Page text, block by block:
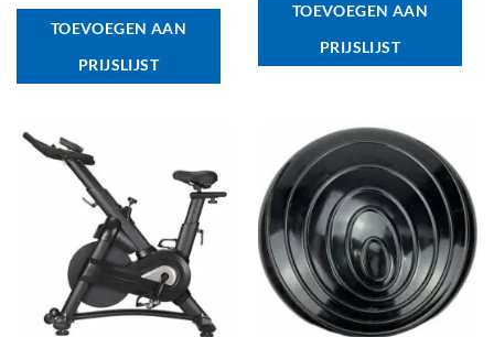
TOEVOEGEN AAN
PRIJSLIJST
TOEVOEGEN AAN
PRIJSLIJST